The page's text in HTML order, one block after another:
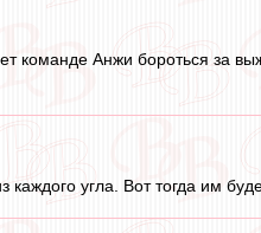
Анжи бороться за
каждого угла. Вот тогда им